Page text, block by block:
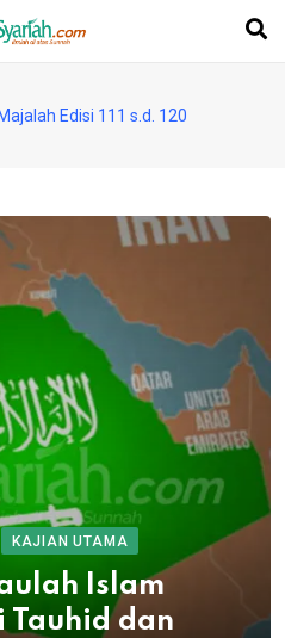
Edisi 111 s.d. 120
KAJIAN UTAMA
Islam
Tauhid dan